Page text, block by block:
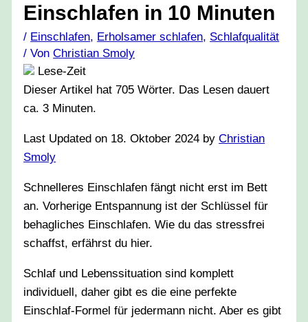
Einschlafen in 10 Minuten
/ Einschlafen, Erholsamer schlafen, Schlafqualität
/ VonChristian Smoly
Lese-Zeit
Dieser Artikel hat705 Wörter. Das Lesen dauert
ca.3 Minuten.
Last Updated on 18. Oktober 2024 byChristian
Smoly
Schnelleres Einschlafen fängt nicht erst im Bett
an. Vorherige Entspannung ist der Schlüssel für
behagliches Einschlafen. Wie du das stressfrei
schaffst, erfährst du hier.
Schlaf und Lebenssituation sind komplett
individuell, daher gibt es die eine perfekte
Einschlaf-Formel für jedermann nicht. Aber es gibt